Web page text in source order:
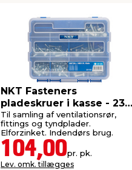
NKT Fasteners
pladeskruer i kasse - 230
stk.
Til samling af ventilationsrør,
fittings og tyndplader.
Elforzinket. Indendørs brug.
104,00pr. pk.
Lev. omk. tillægges